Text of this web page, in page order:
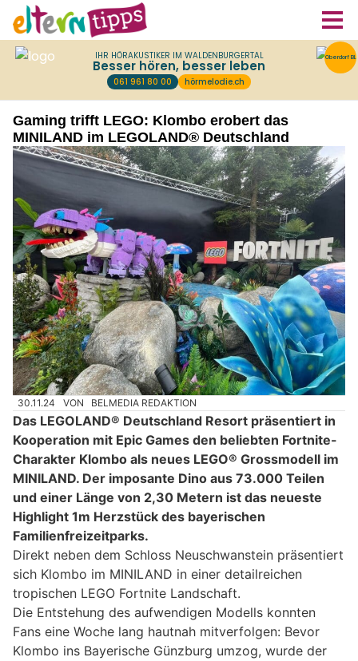
Gaming trifft LEGO: Klombo erobert das
MINILAND im LEGOLAND® Deutschland
30.11.24 VON BELMEDIA REDAKTION
Das LEGOLAND® Deutschland Resort präsentiert in
Kooperation mit Epic Games den beliebten Fortnite-
Charakter Klombo als neues LEGO® Grossmodell im
MINILAND. Der imposante Dino aus 73.000 Teilen
und einer Länge von 2,30 Metern ist das neueste
Highlight 1m Herzstück des bayerischen
Familienfreizeitparks.
Direkt neben dem Schloss Neuschwanstein präsentiert
sich Klombo im MINILAND in einer detailreichen
tropischen LEGO Fortnite Landschaft.
Die Entstehung des aufwendigen Modells konnten
Fans eine Woche lang hautnah mitverfolgen: Bevor
Klombo ins Bayerische Günzburg umzog, wurde der